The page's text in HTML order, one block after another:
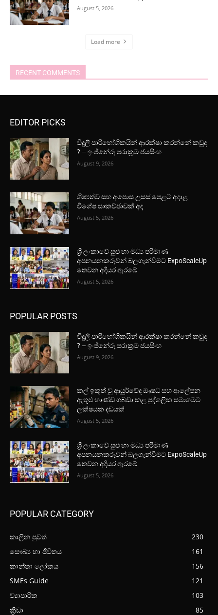
August 5, 2026
Load more
RECENT COMMENTS
EDITOR PICKS
විදුලි පාරිභෝගිකයින් ආරක්ෂා කරන්නේ කවුද
? – ඉංජිනේරු පරාක්‍රම ජයසිංහ
August 9, 2026
ශිෂ්‍යත්ව සහ අපොස උසස් පෙළට අදාළ
විශේෂ සාකච්ඡාවක් අද
August 5, 2026
ශ්‍රී ලංකාවේ සුළු හා මධ්‍ය පරිමාණ
අපනයනකරුවන් බලගැන්වීමට ExpoScaleUp
තෙවන අදියර ඇරඹේ
August 5, 2026
POPULAR POSTS
විදුලි පාරිභෝගිකයින් ආරක්ෂා කරන්නේ කවුද
? – ඉංජිනේරු පරාක්‍රම ජයසිංහ
August 9, 2026
කල් ඉකුත් වූ ආයුර්වේද ඖෂධ සහ ආලේපන
ඇතුළු භාණ්ඩ ගබඩා කළ පුද්ගලික සමාගමට
ලක්ෂයක දඩයක්
August 5, 2026
ශ්‍රී ලංකාවේ සුළු හා මධ්‍ය පරිමාණ
අපනයනකරුවන් බලගැන්වීමට ExpoScaleUp
තෙවන අදියර ඇරඹේ
August 5, 2026
POPULAR CATEGORY
කාලීන පුවත්
230
සෞඛ්‍ය හා ජීවිතය
161
කාන්තා ලෝකය
156
SMEs Guide
121
ව්‍යාපාරික
103
ක්‍රීඩා
85